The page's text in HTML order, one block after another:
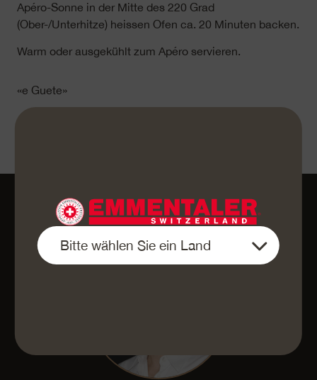
Apéro-Sonne in der Mitte des 220 Grad
(Ober-/Unterhitze) heissen Ofen ca. 20 Minuten backen.
Warm oder ausgekühlt zum Apéro servieren.
«e Guete»